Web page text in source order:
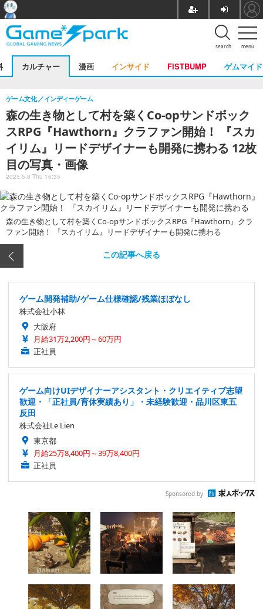
menu
search
カルチャー 漫画 インサイド FISTBUMP ゲムマイド
森の生き物として村を築くCo-opサンドボック
スRPG『Hawthorn』クラファン開始！ 『スカ
イリム』リードデザイナーも開発に携わる 12枚
目の写真・画像
ゲーム文化 インディーゲーム
2025.5.8 Thu 16:35
森の生き物として村を築くCo-opサンドボックスRPG『Hawthorn』クラ
ファン開始！ 『スカイリム』リードデザイナーも開発に携わる
この記事へ戻る
ゲーム開発補助/ゲーム仕様確認/残業ほぼなし
株式会社小林
大阪府
月給31万2,200円～60万円
正社員
ゲーム向けUIデザイナーアシスタント・クリエイティブ志望
歓迎・「正社員/育休実績あり」・未経験歓迎・品川区東五
反田
株式会社Le Lien
東京都
月給25万8,400円～39万8,400円
正社員
Sponsored by